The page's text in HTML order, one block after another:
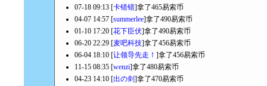
07-18 09:13 [卡错错]拿了465易索币
04-07 14:57 [summerlee]拿了490易索币
01-10 17:20 [花下臣伏]拿了490易索币
06-20 22:29 [麦吧科技]拿了456易索币
06-04 18:10 [让领导先走！ ]拿了456易索币
11-15 08:35 [wenzi]拿了480易索币
04-23 14:10 [出の剑]拿了470易索币